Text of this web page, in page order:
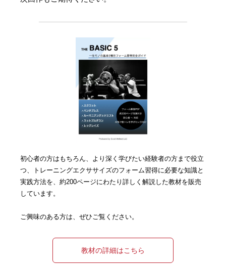
初心者の方はもちろん、より深く学びたい経験者の方まで役立
つ、トレーニングエクササイズのフォーム習得に必要な知識と
実践方法を、約200ページにわたり詳しく解説した教材を販売
しています。
ご興味のある方は、ぜひご覧ください。
教材の詳細はこちら